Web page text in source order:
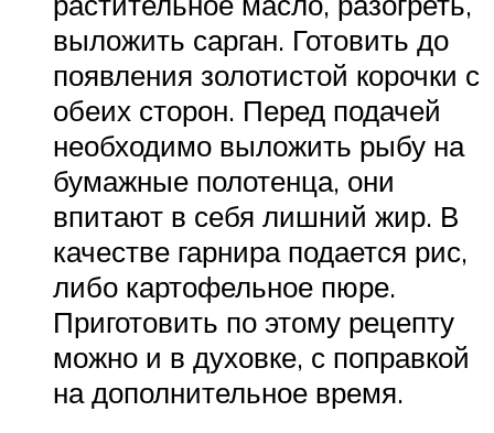
выложить сарган. Готовить до
появления золотистой корочки с
обеих сторон. Перед подачей
необходимо выложить рыбу на
бумажные полотенца, они
впитают в себя лишний жир. В
качестве гарнира подается рис,
либо картофельное пюре.
Приготовить по этому рецепту
можно и в духовке, с поправкой
на дополнительное время.